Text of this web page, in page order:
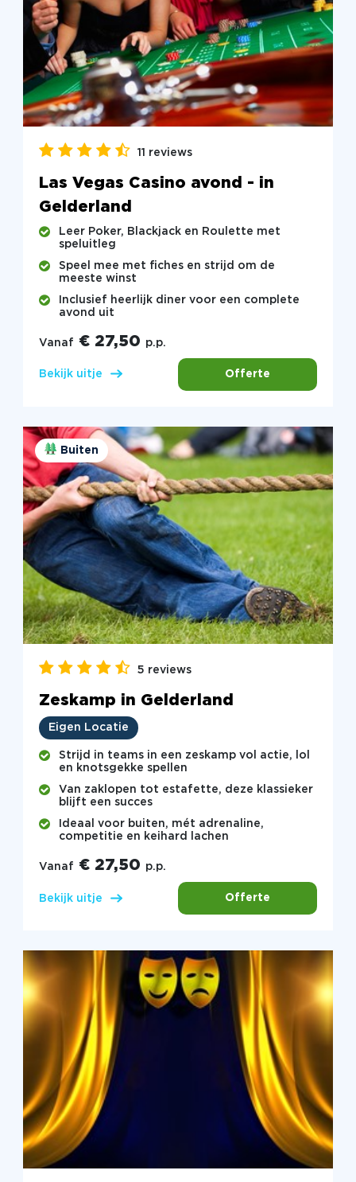
11 reviews
Las Vegas Casino avond - in
Gelderland
Leer Poker, Blackjack en Roulette met
speluitleg
Speel mee met fiches en strijd om de
meeste winst
Inclusief heerlijk diner voor een complete
avond uit
Vanaf € 27,50 p.p.
Bekijk uitje Offerte
Buiten
5 reviews
Zeskamp in Gelderland
Eigen Locatie
Strijd in teams in een zeskamp vol actie, lol
en knotsgekke spellen
Van zaklopen tot estafette, deze klassieker
blijft een succes
Ideaal voor buiten, mét adrenaline,
competitie en keihard lachen
Vanaf € 27,50 p.p.
Bekijk uitje Offerte